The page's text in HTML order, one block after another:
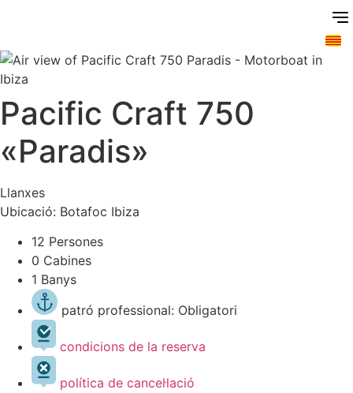
contingut
Pacific Craft 750
«Paradis»
Llanxes
Ubicació: Botafoc Ibiza
12 Persones
0 Cabines
1 Banys
patró professional: Obligatori
condicions de la reserva
política de cancel·lació